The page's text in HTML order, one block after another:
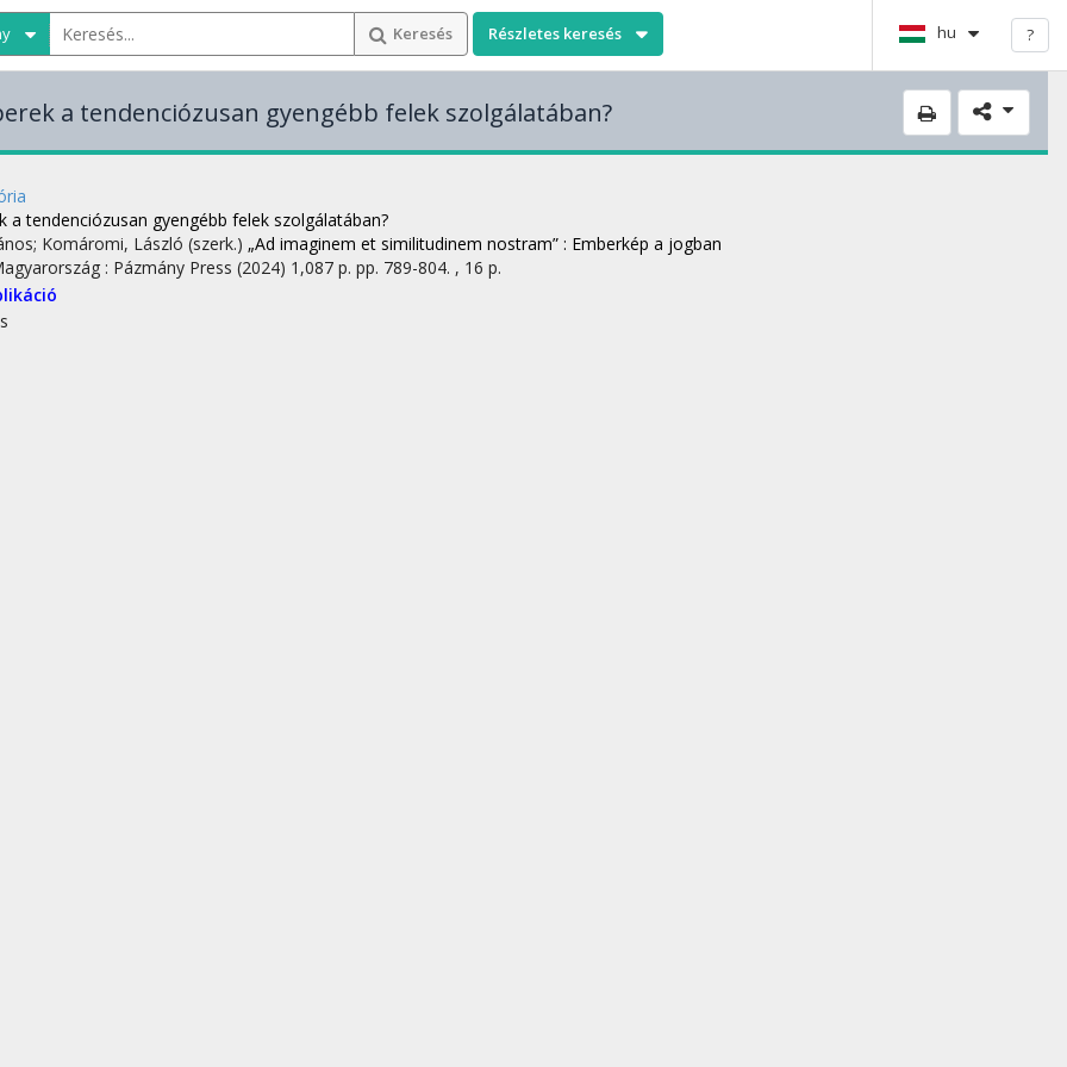
Keresés Részletes keresés hu ?
a tendenciózusan gyengébb felek szolgálatában?
a tendenciózusan gyengébb felek szolgálatában?
Komáromi, László (szerk.) „Ad imaginem et similitudinem nostram” : Emberkép a jogban
: Pázmány Press (2024) 1,087 p. pp. 789-804. , 16 p.